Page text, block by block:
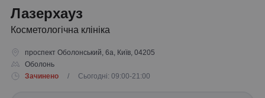
Лазерхауз
Косметологічна клініка
проспект Оболонський, 6а, Київ, 04205
Оболонь
Зачинено
/ Сьогодні: 09:00-21:00